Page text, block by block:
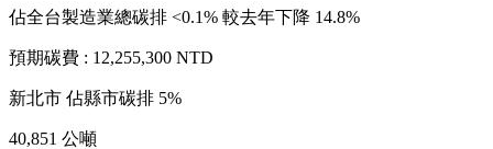
佔全台製造業總碳排 <0.1% 較去年下降 14.8%
預期碳費 : 12,255,300 NTD
新北市 佔縣市碳排 5%
40,851 公噸